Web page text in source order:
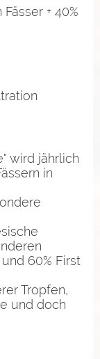
+ 40%
wird jährlich
in
60% First
Tropfen,
und doch